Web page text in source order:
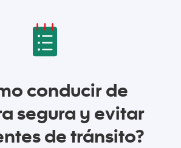
conducir de
segura y evitar
de tránsito?